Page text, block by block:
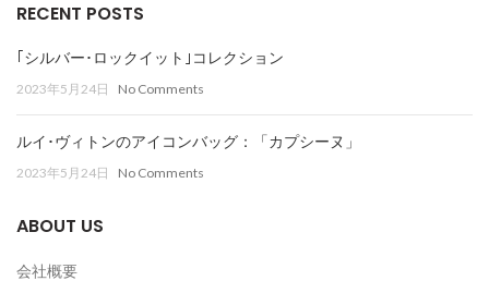
RECENT POSTS
｢シルバー･ロックイット｣コレクション
2023年5月24日 No Comments
ルイ･ヴィトンのアイコンバッグ：「カプシーヌ」
2023年5月24日 No Comments
ABOUT US
会社概要